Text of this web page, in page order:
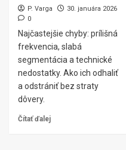
P. Varga
30. januára 2026
0
Najčastejšie chyby: prílišná
frekvencia, slabá
segmentácia a technické
nedostatky. Ako ich odhaliť
a odstrániť bez straty
dôvery.
Čítať ďalej